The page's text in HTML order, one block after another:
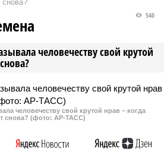
снова?
человечеству свой крутой
540
человечеству свой крутой нрав – когда
снова? (фото: АР-ТАСС)